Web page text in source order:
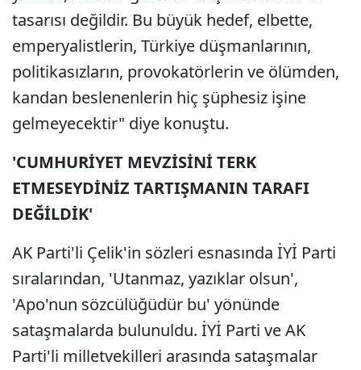
tasarısı değildir. Bu büyük hedef, elbette,
emperyalistlerin, Türkiye düşmanlarının,
politikasızların, provokatörlerin ve ölümden,
kandan beslenenlerin hiç şüphesiz işine
gelmeyecektir" diye konuştu.
'CUMHURİYET MEVZİSİNİ TERK
ETMESEYDİNİZ TARTIŞMANIN TARAFI
DEĞİLDİK'
AK Parti'li Çelik'in sözleri esnasında İYİ Parti
sıralarından, 'Utanmaz, yazıklar olsun',
'Apo'nun sözcülüğüdür bu' yönünde
sataşmalarda bulunuldu. İYİ Parti ve AK
Parti'li milletvekilleri arasında sataşmalar